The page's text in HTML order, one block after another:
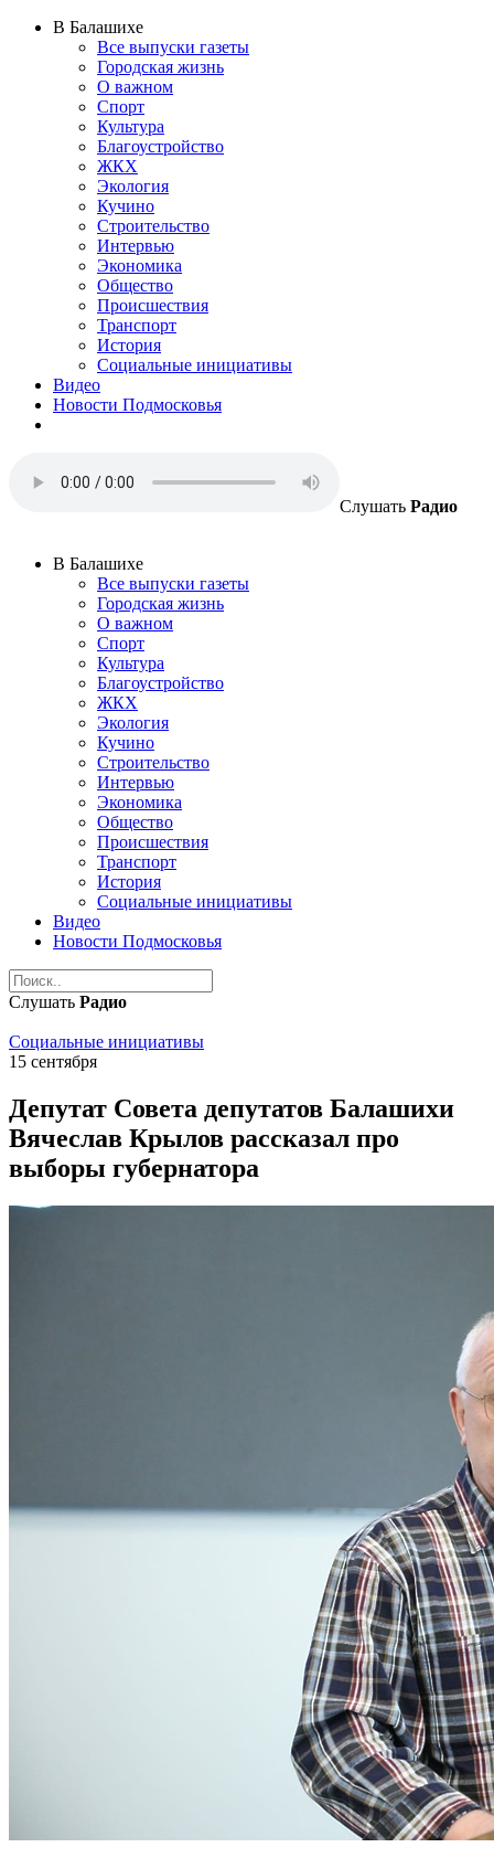
В Балашихе
Все выпуски газеты
Городская жизнь
О важном
Спорт
Культура
Благоустройство
ЖКХ
Экология
Кучино
Строительство
Интервью
Экономика
Общество
Происшествия
Транспорт
История
Социальные инициативы
Видео
Новости Подмосковья
Слушать Радио
В Балашихе
Все выпуски газеты
Городская жизнь
О важном
Спорт
Культура
Благоустройство
ЖКХ
Экология
Кучино
Строительство
Интервью
Экономика
Общество
Происшествия
Транспорт
История
Социальные инициативы
Видео
Новости Подмосковья
Слушать Радио
Социальные инициативы
15 сентября
Депутат Совета депутатов Балашихи
Вячеслав Крылов рассказал про
выборы губернатора